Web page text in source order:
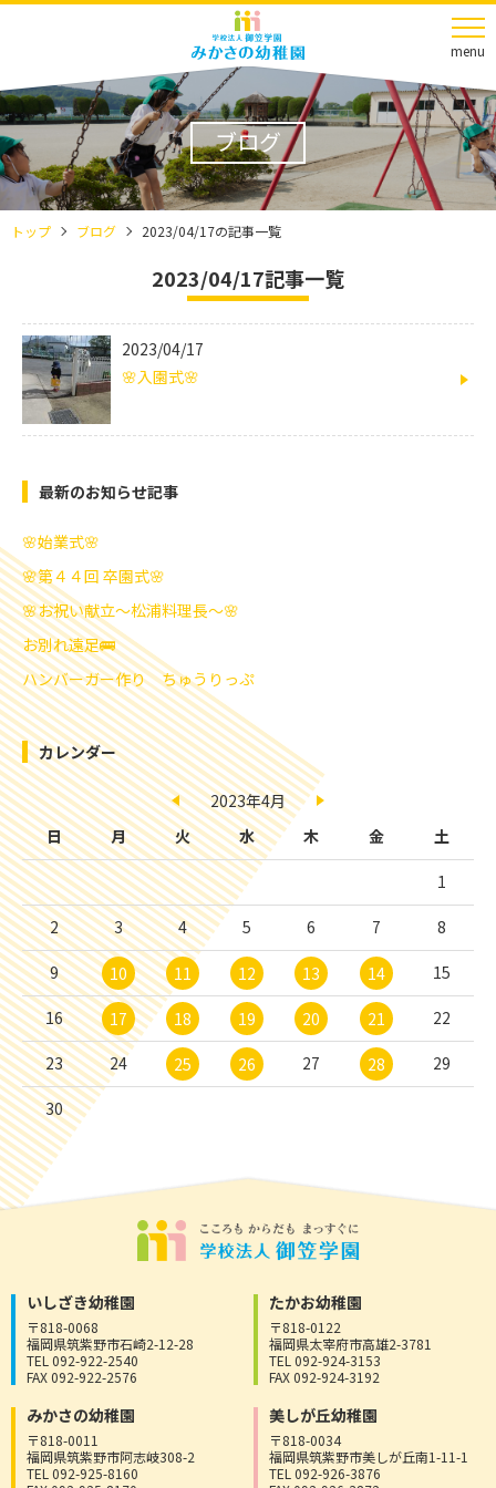
menu
ブログ
トップ ブログ 2023/04/17の記事一覧
2023/04/17記事一覧
2023/04/17
🌸入園式🌸
最新のお知らせ記事
🌸始業式🌸
🌸第４４回 卒園式🌸
🌸お祝い献立～松浦料理長～🌸
お別れ遠足🚌
ハンバーガー作り ちゅうりっぷ
カレンダー
2023年4月
日
月 火 水 木 金 土
1
2 3 4 5 6 7 8
9 10 11 12 13 14 15
16 17 18 19 20 21 22
23 24 25 26 27 28 29
30
いしざき幼稚園
〒818-0068
福岡県筑紫野市石崎2-12-28
TEL 092-922-2540
FAX 092-922-2576
たかお幼稚園
〒818-0122
福岡県太宰府市高雄2-3781
TEL 092-924-3153
FAX 092-924-3192
みかさの幼稚園
〒818-0011
福岡県筑紫野市阿志岐308-2
TEL 092-925-8160
美しが丘幼稚園
〒818-0034
福岡県筑紫野市美しが丘南1-11-1
TEL 092-926-3876